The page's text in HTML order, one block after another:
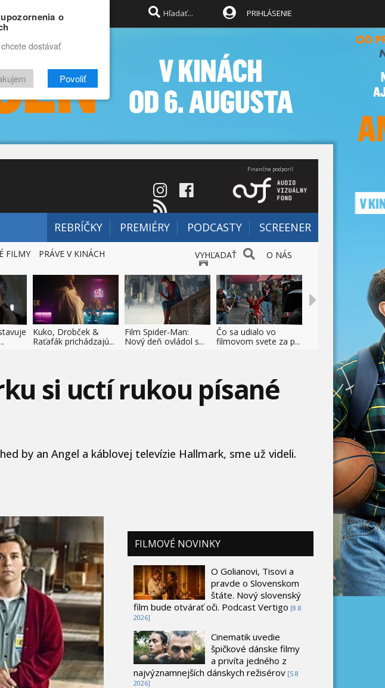
PRIHLÁSENIE
Finančne podporil
REBRÍČKY PREMIÉRY PODCASTY SCREENER
VYHĽADAŤ O NÁS
FILMY PRÁVE V KINÁCH
Kuko, Drobček &
Raťafák prichádzajú...
Film Spider-Man:
Nový deň ovládol s...
Čo sa udialo vo
filmovom svete za p...
si uctí rukou písané
by an Angel a káblovej televízie Hallmark, sme už videli.
FILMOVÉ NOVINKY
O Golianovi, Tisovi a
pravde o Slovenskom
štáte. Nový slovenský
film bude otvárať oči. Podcast Vertigo [8.8
2026]
Cinematik uvedie
špičkové dánske filmy
a privíta jedného z
najvýznamnejších dánskych režisérov [5.8
2026]
o
dostávať
Povoliť